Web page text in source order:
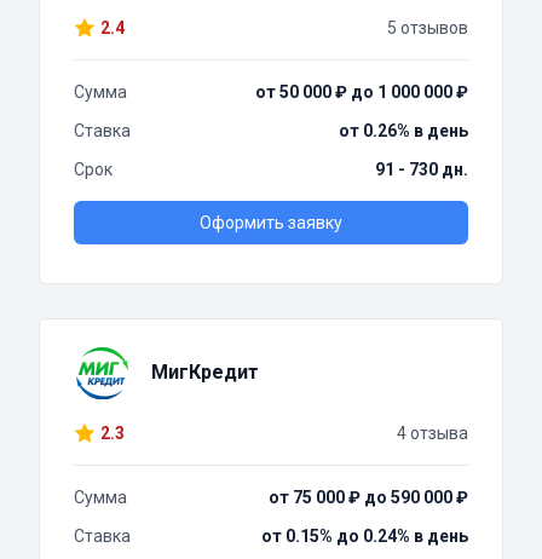
2.4 5 отзывов
Сумма
от 50 000 ₽ до 1 000 000 ₽
Ставка
от 0.26% в день
Срок
91 - 730 дн.
Оформить заявку
МигКредит
2.3 4 отзыва
Сумма
от 75 000 ₽ до 590 000 ₽
Ставка
от 0.15% до 0.24% в день